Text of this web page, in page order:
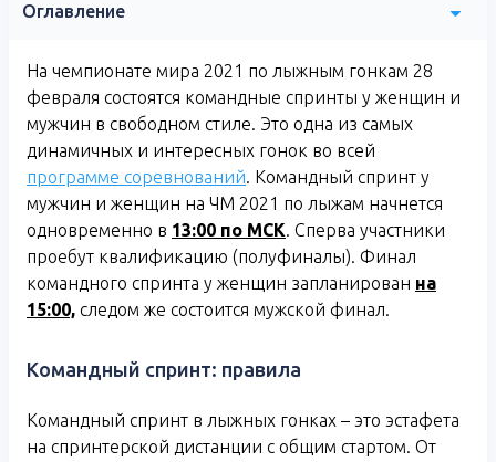
Оглавление
На чемпионате мира 2021 по лыжным гонкам 28
февраля состоятся командные спринты у женщин и
мужчин в свободном стиле. Это одна из самых
динамичных и интересных гонок во всей
программе соревнований. Командный спринт у
мужчин и женщин на ЧМ 2021 по лыжам начнется
одновременно в 13:00 по МСК. Сперва участники
проебут квалификацию (полуфиналы). Финал
командного спринта у женщин запланирован на
15:00, следом же состоится мужской финал.
Командный спринт: правила
Командный спринт в лыжных гонках – это эстафета
на спринтерской дистанции с общим стартом. От